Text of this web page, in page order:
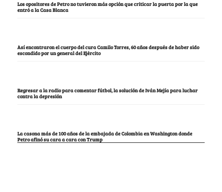
Los opositores de Petro no tuvieron más opción que criticar la puerta por la que
entró a la Casa Blanca
Así encontraron el cuerpo del cura Camilo Torres, 60 años después de haber sido
escondido por un general del Ejército
Regresar a la radio para comentar fútbol, la solución de Iván Mejía para luchar
contra la depresión
La casona más de 100 años de la embajada de Colombia en Washington donde
Petro afinó su cara a cara con Trump